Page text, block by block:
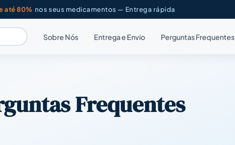
até 80% nos seus medicamentos — Entrega rápida
Sobre Nós Entrega e Envio Perguntas Frequentes
Frequentes